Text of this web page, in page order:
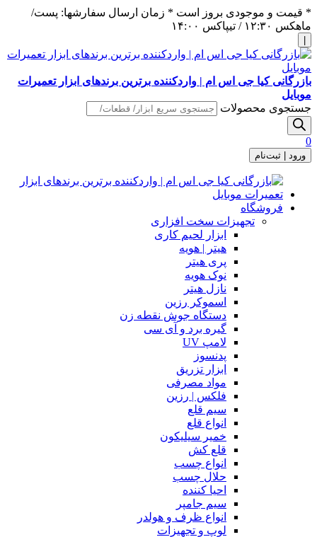
* قیمت و موجودی بروز است * زمان ارسال سفارشها: پست/
ماهکس ١٢:٣٠ / تیپاکس ١۴:٠٠
بازرگانی کیا جی اس ام | واردکننده برترین برندهای ابزار تعمیرات
موبایل
جستجوی محصولات
0
ورود | ثبت‌نام
فروشگاه
تجهیزات سخت افزاری
ابزار لحیم کاری
هیتر | هویه
پری هیتر
نوک هویه
نازل هیتر
اسموکر رزین
دستگاه جوش نقطه زن
گیره برد و آی سی
لامپ UV
پدنسوز
ابزار تزریق
مواد مصرفی
فلکس | رزین
سیم قلع
انواع قلع
خمیر سیلیکون
قلع کش
انواع چسب
حلال چسب
احیا کننده
سیم جامپر
انواع ظرف و هولدر
لوپ و تجهیزات